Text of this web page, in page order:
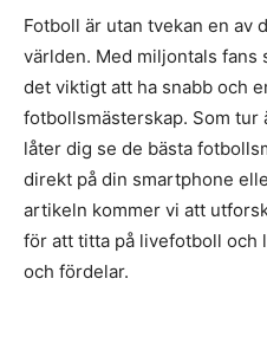
Fotboll är utan tvekan en av
världen. Med miljontals
det viktigt att ha snabb och
fotbollsmästerskap. Som tur
låter dig se de bästa
direkt på din smartphone
artikeln kommer vi att
för att titta på livefotboll och
och fördelar.